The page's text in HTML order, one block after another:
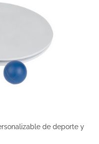
de deporte y